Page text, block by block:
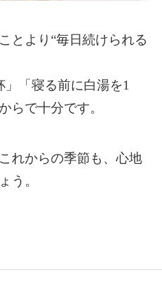
とより“毎日続けられる
」「寝る前に白湯を1
らで十分です。
れからの季節も、心地
う。